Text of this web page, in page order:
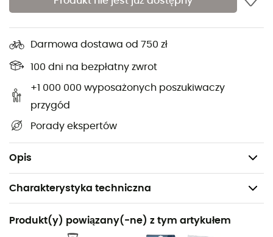
Darmowa dostawa od 750 zł
100 dni na bezpłatny zwrot
+1 000 000 wyposażonych poszukiwaczy
przygód
Porady ekspertów
Opis
Niezależnie od tego, czy planujesz kilka kilometrów, czy
cennym sojusznikiem w przygotowaniu i przeżywaniu
(skala 1:4 000 000) zawiera wszystkie niezbędne
szczegóły do poruszania się po szlakach i drogach
Australii oraz odkrywania jej licznych skarbów:
ukształtowanie terenu, cieki wodne, schroniska i inne
godne uwagi miejsca... Poza Twoim zmysłem orientacji,
ta mapa turystyczna IGN jest naszym zdaniem
niezbędna w Twoim plecaku i w Twoich rękach!
Charakterystyka techniczna
Polecane dla
Turystyka piesza / Trekking / Podróże
Produkt(y) powiązany(-ne) z tym artykułem